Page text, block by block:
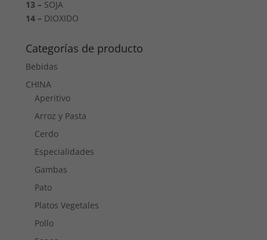
13 – SOJA
14 – DIOXIDO
Categorías de producto
Bebidas
CHINA
Aperitivo
Arroz y Pasta
Cerdo
Especialidades
Gambas
Pato
Platos Vegetales
Pollo